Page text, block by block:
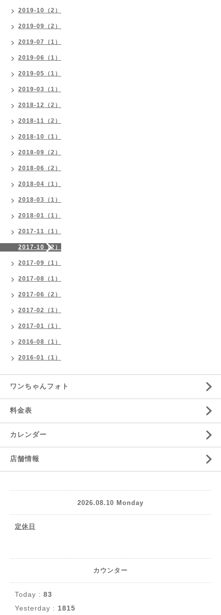
2019-10（2）
2019-09（2）
2019-07（1）
2019-06（1）
2019-05（1）
2019-03（1）
2018-12（2）
2018-11（2）
2018-10（1）
2018-09（2）
2018-06（2）
2018-04（1）
2018-03（1）
2018-01（1）
2017-11（1）
2017-10（2）
2017-09（1）
2017-08（1）
2017-06（2）
2017-02（1）
2017-01（1）
2016-08（1）
2016-01（1）
ワンちゃんフォト
料金表
カレンダー
店舗情報
2026.08.10 Monday
定休日
カウンター
Today : 83
Yesterday : 1815